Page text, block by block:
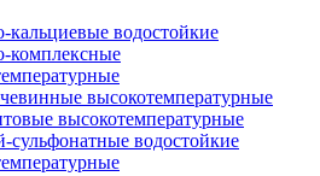
кальциевые водостойкие
комплексные
высокотемпературные
высокотемпературные
сульфонатные водостойкие